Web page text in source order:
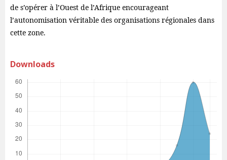
de s’opérer à l’Ouest de l’Afrique encourageant
l’autonomisation véritable des organisations régionales dans
cette zone.
Downloads